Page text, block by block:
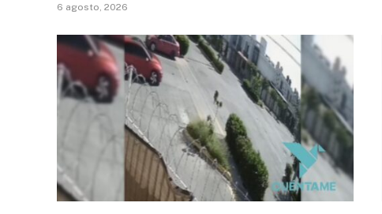
6 agosto, 2026